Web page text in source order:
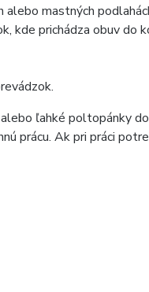
alebo mastných
kde prichádza obuv do
ľahké poltopánky
prácu. Ak pri práci